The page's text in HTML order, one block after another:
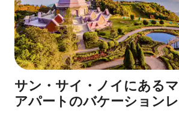
サン・サイ・ノイにある
アパートのバケーション